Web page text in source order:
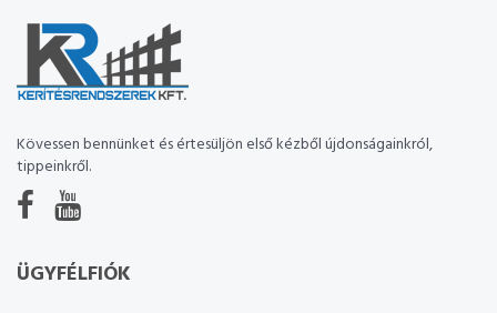
Kövessen bennünket és értesüljön első kézből újdonságainkról,
tippeinkről.
ÜGYFÉLFIÓK